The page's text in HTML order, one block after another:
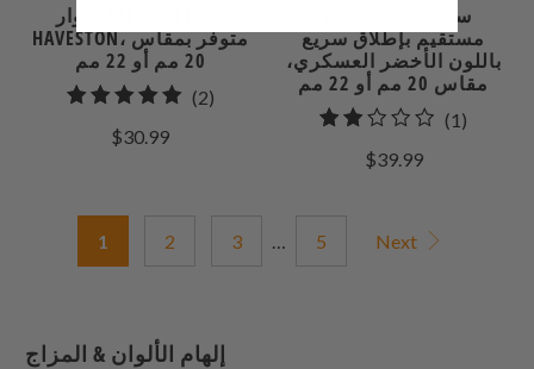
سوار AAF OD-41 من
HAVESTON، متوفر بمقاس
20 مم أو 22 مم
(2)2
$30.99
سوار ساعة قماش
مستقيم بإطلاق سريع
باللون الأخضر العسكري،
مقاس 20 مم أو 22 مم
(1)
$39.99
1 2 3 … 5 Next
إلهام الألوان & المزاج